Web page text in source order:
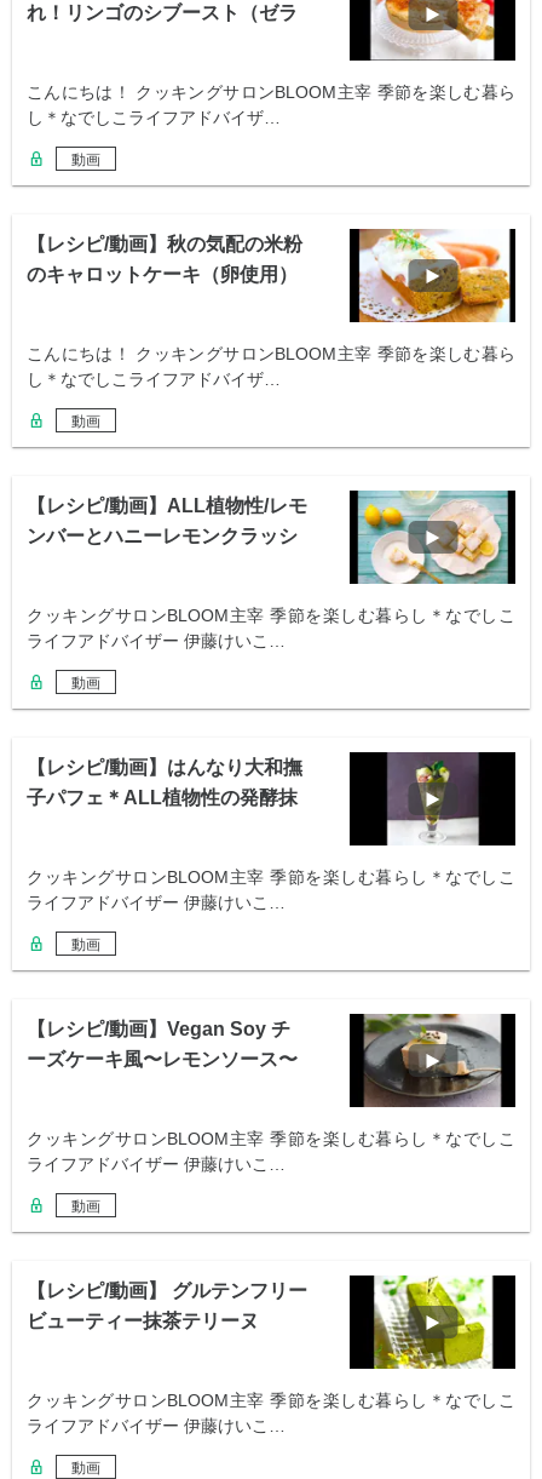
れ！リンゴのシブースト（ゼラ
こんにちは！ クッキングサロンBLOOM主宰 季節を楽しむ暮ら
し＊なでしこライフアドバイザ…
動画
【レシピ/動画】秋の気配の米粉
のキャロットケーキ（卵使用）
こんにちは！ クッキングサロンBLOOM主宰 季節を楽しむ暮ら
し＊なでしこライフアドバイザ…
動画
【レシピ/動画】ALL植物性/レモ
ンバーとハニーレモンクラッシ
クッキングサロンBLOOM主宰 季節を楽しむ暮らし＊なでしこ
ライフアドバイザー 伊藤けいこ…
動画
【レシピ/動画】はんなり大和撫
子パフェ＊ALL植物性の発酵抹
クッキングサロンBLOOM主宰 季節を楽しむ暮らし＊なでしこ
ライフアドバイザー 伊藤けいこ…
動画
【レシピ/動画】Vegan Soy チ
ーズケーキ風〜レモンソース〜
クッキングサロンBLOOM主宰 季節を楽しむ暮らし＊なでしこ
ライフアドバイザー 伊藤けいこ…
動画
【レシピ/動画】 グルテンフリー
ビューティー抹茶テリーヌ
クッキングサロンBLOOM主宰 季節を楽しむ暮らし＊なでしこ
ライフアドバイザー 伊藤けいこ…
動画